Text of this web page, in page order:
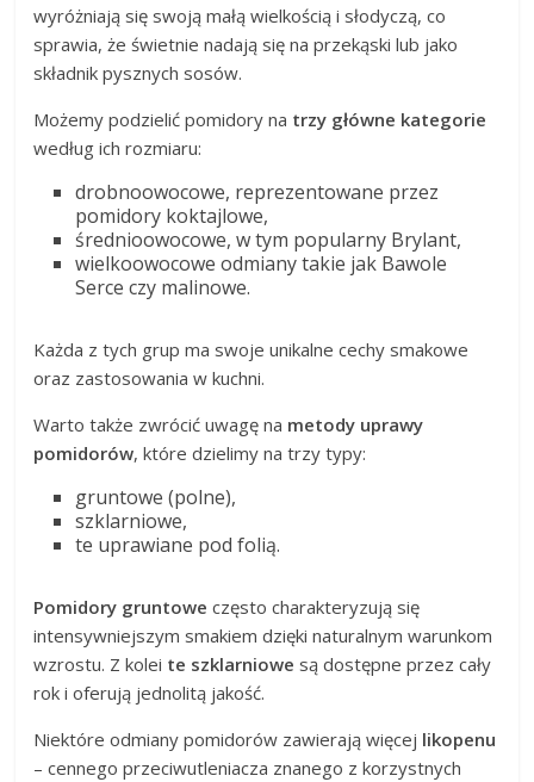
wyróżniają się swoją małą wielkością i słodyczą, co
sprawia, że świetnie nadają się na przekąski lub jako
składnik pysznych sosów.
Możemy podzielić pomidory na trzy główne kategorie
według ich rozmiaru:
drobnoowocowe, reprezentowane przez
pomidory koktajlowe,
średnioowocowe, w tym popularny Brylant,
wielkoowocowe odmiany takie jak Bawole
Serce czy malinowe.
Każda z tych grup ma swoje unikalne cechy smakowe
oraz zastosowania w kuchni.
Warto także zwrócić uwagę na metody uprawy
pomidorów, które dzielimy na trzy typy:
gruntowe (polne),
szklarniowe,
te uprawiane pod folią.
Pomidory gruntowe często charakteryzują się
intensywniejszym smakiem dzięki naturalnym warunkom
wzrostu. Z kolei te szklarniowe są dostępne przez cały
rok i oferują jednolitą jakość.
Niektóre odmiany pomidorów zawierają więcej likopenu
– cennego przeciwutleniacza znanego z korzystnych